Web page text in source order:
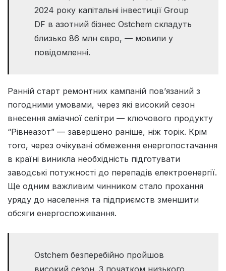
2024 року капітальні інвестиції Group
DF в азотний бізнес Ostchem складуть
близько 86 млн євро, — мовили у
повідомленні.
Ранній старт ремонтних кампаній пов’язаний з
погодними умовами, через які високий сезон
внесення аміачної селітри — ключового продукту
“Рівнеазот” — завершено раніше, ніж торік. Крім
того, через очікувані обмеження енергопостачання
в країні виникла необхідність підготувати
заводські потужності до перепадів електроенергії.
Ще одним важливим чинником стало прохання
уряду до населення та підприємств зменшити
обсяги енергоспоживання.
Ostchem безперебійно пройшов
високий сезон. З початком низького